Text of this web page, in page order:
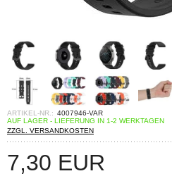
ARTIKEL-NR.: 4007946-VAR
AUF LAGER - LIEFERUNG IN 1-2 WERKTAGEN
ZZGL. VERSANDKOSTEN
7,30 EUR